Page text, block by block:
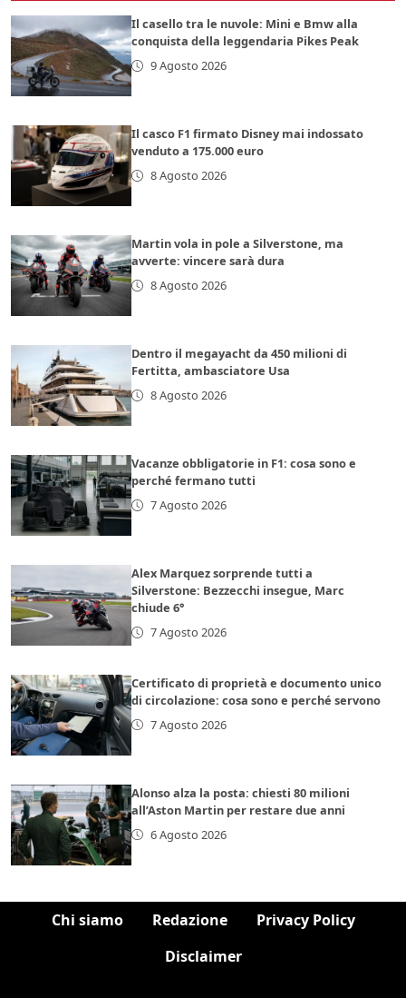
Il casello tra le nuvole: Mini e Bmw alla
conquista della leggendaria Pikes Peak
9 Agosto 2026
Il casco F1 firmato Disney mai indossato
venduto a 175.000 euro
8 Agosto 2026
Martin vola in pole a Silverstone, ma
avverte: vincere sarà dura
8 Agosto 2026
Dentro il megayacht da 450 milioni di
Fertitta, ambasciatore Usa
8 Agosto 2026
Vacanze obbligatorie in F1: cosa sono e
perché fermano tutti
7 Agosto 2026
Alex Marquez sorprende tutti a
Silverstone: Bezzecchi insegue, Marc
chiude 6°
7 Agosto 2026
Certificato di proprietà e documento unico
di circolazione: cosa sono e perché servono
7 Agosto 2026
Alonso alza la posta: chiesti 80 milioni
all’Aston Martin per restare due anni
6 Agosto 2026
Chi siamo Redazione
Privacy Policy
Disclaimer